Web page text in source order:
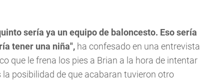
sería ya un equipo de baloncesto. Eso sería
tener una niña", ha confesado en una entrevista
que le frena los pies a Brian a la hora de intentar
posibilidad de que acabaran tuvieron otro